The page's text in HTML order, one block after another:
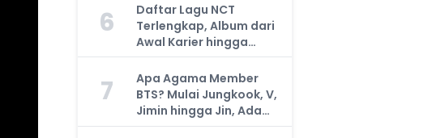
6
Daftar Lagu NCT
Terlengkap, Album dari
Awal Karier hingga
Sekarang
7
Apa Agama Member
BTS? Mulai Jungkook, V,
Jimin hingga Jin, Ada
yang Atheis